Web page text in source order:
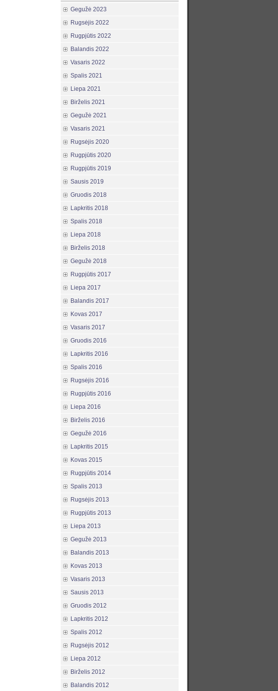
Gegužė 2023
Rugsėjis 2022
Rugpjūtis 2022
Balandis 2022
Vasaris 2022
Spalis 2021
Liepa 2021
Birželis 2021
Gegužė 2021
Vasaris 2021
Rugsėjis 2020
Rugpjūtis 2020
Rugpjūtis 2019
Sausis 2019
Gruodis 2018
Lapkritis 2018
Spalis 2018
Liepa 2018
Birželis 2018
Gegužė 2018
Rugpjūtis 2017
Liepa 2017
Balandis 2017
Kovas 2017
Vasaris 2017
Gruodis 2016
Lapkritis 2016
Spalis 2016
Rugsėjis 2016
Rugpjūtis 2016
Liepa 2016
Birželis 2016
Gegužė 2016
Lapkritis 2015
Kovas 2015
Rugpjūtis 2014
Spalis 2013
Rugsėjis 2013
Rugpjūtis 2013
Liepa 2013
Gegužė 2013
Balandis 2013
Kovas 2013
Vasaris 2013
Sausis 2013
Gruodis 2012
Lapkritis 2012
Spalis 2012
Rugsėjis 2012
Liepa 2012
Birželis 2012
Balandis 2012